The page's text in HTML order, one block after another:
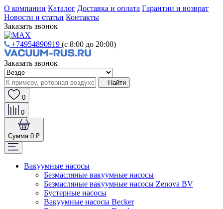
О компании Каталог Доставка и оплата Гарантии и возврат
Новости и статьи Контакты
Заказать звонок
+74954890919 (с 8:00 до 20:00)
Заказать звонок
Найти
0
0
Сумма 0 ₽
Вакуумные насосы
Безмасляные вакуумные насосы
Безмасляные вакуумные насосы Zenova BV
Бустерные насосы
Вакуумные насосы Becker